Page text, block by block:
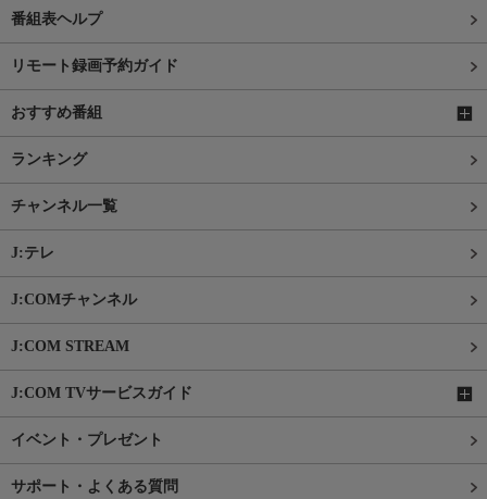
番組表ヘルプ
リモート録画予約ガイド
おすすめ番組
ランキング
チャンネル一覧
J:テレ
J:COMチャンネル
J:COM STREAM
J:COM TVサービスガイド
イベント・プレゼント
サポート・よくある質問